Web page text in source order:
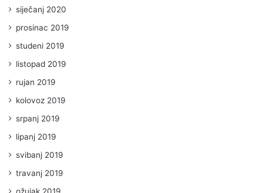
siječanj 2020
prosinac 2019
studeni 2019
listopad 2019
rujan 2019
kolovoz 2019
srpanj 2019
lipanj 2019
svibanj 2019
travanj 2019
ožujak 2019